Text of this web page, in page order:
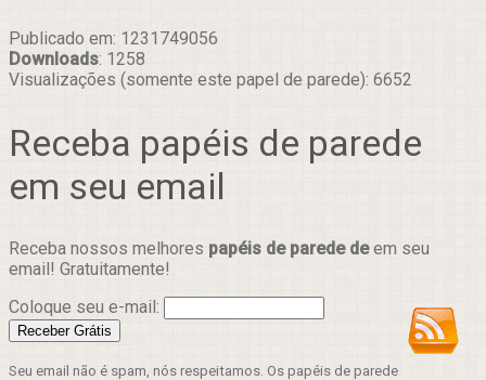
Publicado em: 1231749056
Downloads: 1258
Visualizações (somente este papel de parede): 6652
Receba papéis de parede
em seu email
Receba nossos melhores papéis de parede deem seu
email! Gratuitamente!
Coloque seu e-mail:
Seu email não é spam, nós respeitamos. Os papéis de parede